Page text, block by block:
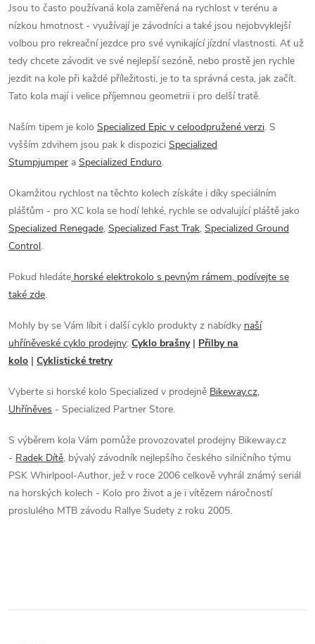
d
a
c
í
p
r
v
k
y
v
ý
p
i
s
u
Jsou to často používaná kola zaměřená na rychlost v terénu a
nízkou hmotnost - využívají je závodníci a také jsou nejobvyklejší
volbou pro rekreační jezdce pro své vynikající jízdní vlastnosti. Ať už
tedy chcete závodit ve své nejlepší sezóně, nebo prostě jen rychle
jezdit na kole při každé příležitosti, je to ta správná cesta, jak začít.
Tato kola mají i velice příjemnou geometrii i pro delší tratě.
Naším tipem je kolo Specialized Epic v celoodpružené verzi. S
vyšším zdvihem jsou pak k dispozici Specialized
Stumpjumper a Specialized Enduro.
Okamžitou rychlost na těchto kolech získáte i díky speciálním
plášťům - pro XC kola se hodí lehké, rychle se odvalující pláště jako
Specialized Renegade, Specialized Fast Trak, Specialized Ground
Control.
Pokud hledáte horské elektrokolo s pevným rámem, podívejte se
také zde.
Mohly by se Vám líbit i další cyklo produkty z nabídky naší
uhříněveské cyklo prodejny: Cyklo brašny| Přilby na
kolo | Cyklistické tretry
Vyberte si horské kolo Specialized v prodejně Bikeway.cz,
Uhříněves - Specialized Partner Store.
S výběrem kola Vám pomůže provozovatel prodejny Bikeway.cz
- Radek Dítě, bývalý závodník nejlepšího českého silničního týmu
PSK Whirlpool-Author, jež v roce 2006 celkově vyhrál známý seriál
na horských kolech - Kolo pro život a je i vítězem náročností
proslulého MTB závodu Rallye Sudety z roku 2005.